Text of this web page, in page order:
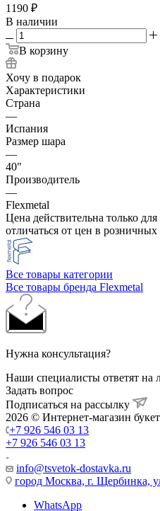
1190 ₽
В наличии
В корзину
Хочу в подарок
Характеристики
Страна
—
Испания
Размер шара
—
40"
Производитель
—
Flexmetal
Цена действительна только
отличаться от цен в розничных
Все товары категории
Все товары бренда Flexmetal
Нужна консультация?
Наши специалисты ответят
Задать вопрос
Подписаться на рассылку
2026 © Интернет-магазин
+7 926 546 03 13
+7 926 546 03 13
info@tsvetok-dostavka.ru
город Москва, г. Щербинка,
WhatsApp